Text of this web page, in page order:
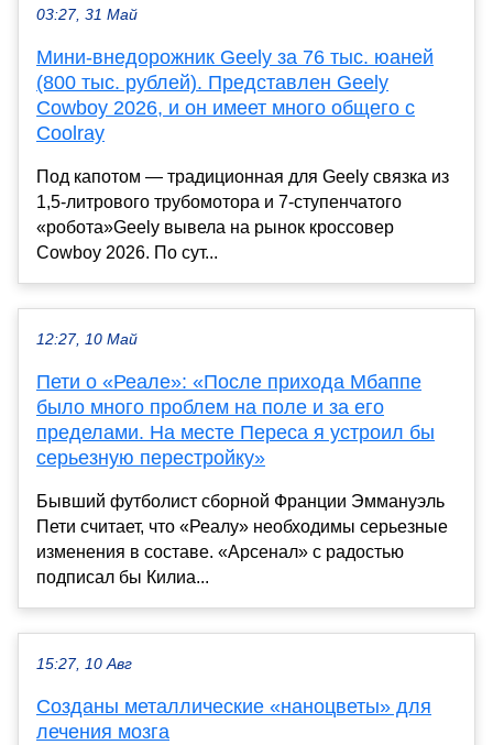
03:27, 31 Май
Мини-внедорожник Geely за 76 тыс. юаней
(800 тыс. рублей). Представлен Geely
Cowboy 2026, и он имеет много общего с
Coolray
Под капотом — традиционная для Geely связка из
1,5-литрового трубомотора и 7-ступенчатого
«робота»Geely вывела на рынок кроссовер
Cowboy 2026. По сут...
12:27, 10 Май
Пети о «Реале»: «После прихода Мбаппе
было много проблем на поле и за его
пределами. На месте Переса я устроил бы
серьезную перестройку»
Бывший футболист сборной Франции Эммануэль
Пети считает, что «Реалу» необходимы серьезные
изменения в составе. «Арсенал» с радостью
подписал бы Килиа...
15:27, 10 Авг
Созданы металлические «наноцветы» для
лечения мозга